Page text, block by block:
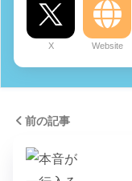
X Website
前の記事